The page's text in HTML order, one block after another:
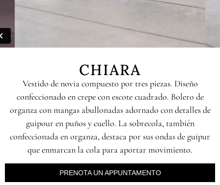
CHIARA
Vestido de novia compuesto por tres piezas. Diseño
confeccionado en crepe con escote cuadrado. Bolero de
organza con mangas abullonadas adornado con detalles de
guipour en puños y cuello. La sobrecola, también
confeccionada en organza, destaca por sus ondas de guipur
que enmarcan la cola para aportar movimiento.
PRENOTA UN APPUNTAMENTO